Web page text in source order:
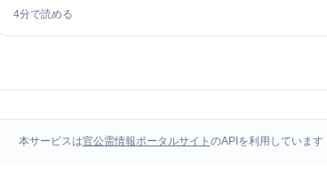
4分で読める
本サービスは官公需情報ポータルサイト のAPIを利用しています